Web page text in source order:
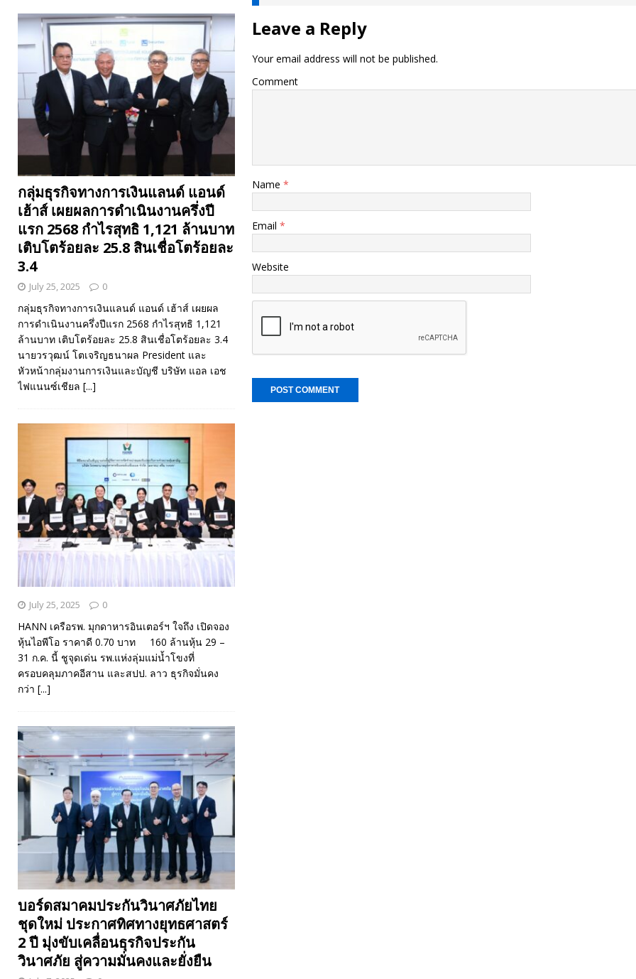
Leave a Reply
Your email address will not be published.
Comment
Name *
Email *
Website
กลุ่มธุรกิจทางการเงินแลนด์ แอนด์
เฮ้าส์ เผยผลการดำเนินงานครึ่งปี
แรก 2568 กำไรสุทธิ 1,121 ล้านบาท
เติบโตร้อยละ 25.8 สินเชื่อโตร้อยละ
3.4
July 25, 2025 0
กลุ่มธุรกิจทางการเงินแลนด์ แอนด์ เฮ้าส์ เผยผล
การดำเนินงานครึ่งปีแรก 2568 กำไรสุทธิ 1,121
ล้านบาท เติบโตร้อยละ 25.8 สินเชื่อโตร้อยละ 3.4
นายวรวุฒน์ โตเจริญธนาผล President และ
หัวหน้ากลุ่มงานการเงินและบัญชี บริษัท แอล เอช
ไฟแนนซ์เชียล [...]
July 25, 2025 0
HANN เครือรพ. มุกดาหารอินเตอร์ฯ ใจถึง เปิดจอง
หุ้นไอพีโอ ราคาดี 0.70 บาท 160 ล้านหุ้น 29 –
31 ก.ค. นี้ ชูจุดเด่น รพ.แห่งลุ่มแม่น้ำโขงที่
ครอบคลุมภาคอีสาน และสปป. ลาว ธุรกิจมั่นคง
กว่า [...]
บอร์ดสมาคมประกันวินาศภัยไทย
ชุดใหม่ ประกาศทิศทางยุทธศาสตร์
2 ปี มุ่งขับเคลื่อนธุรกิจประกัน
วินาศภัย สู่ความมั่นคงและยั่งยืน